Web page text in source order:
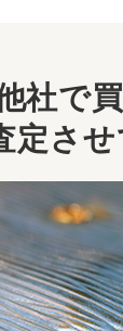
社で
定さ